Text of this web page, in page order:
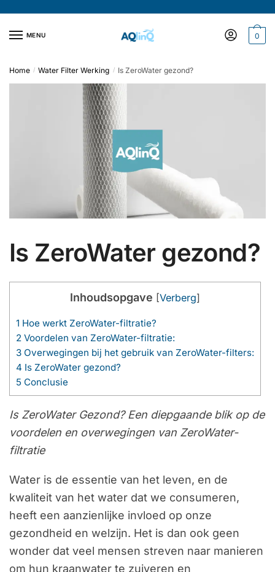
navigatie
inhoudMENU 0
Home / Water Filter Werking / Is ZeroWater gezond?
Is ZeroWater gezond?
Inhoudsopgave [Verberg]
1 Hoe werkt ZeroWater-filtratie?
2 Voordelen van ZeroWater-filtratie:
3 Overwegingen bij het gebruik van ZeroWater-filters:
4 Is ZeroWater gezond?
5 Conclusie
Is ZeroWater Gezond? Een diepgaande blik op de
voordelen en overwegingen van ZeroWater-
filtratie
Water is de essentie van het leven, en de
kwaliteit van het water dat we consumeren,
heeft een aanzienlijke invloed op onze
gezondheid en welzijn. Het is dan ook geen
wonder dat veel mensen streven naar manieren
om hun kraanwater te zuiveren en